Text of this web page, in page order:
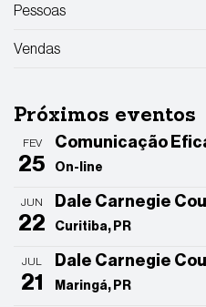
Pessoas
Vendas
Próximos eventos
FEV
25
Comunicação
On-line
JUN
22
Dale Carnegie
Curitiba, PR
JUL
21
Dale Carnegie
Maringá, PR